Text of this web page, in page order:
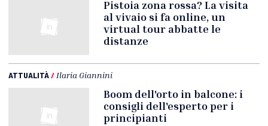
Pistoia zona rossa? La visita
al vivaio si fa online, un
virtual tour abbatte le
distanze
ATTUALITÀ/ Ilaria Giannini
Boom dell'orto in balcone: i
consigli dell'esperto per i
principianti